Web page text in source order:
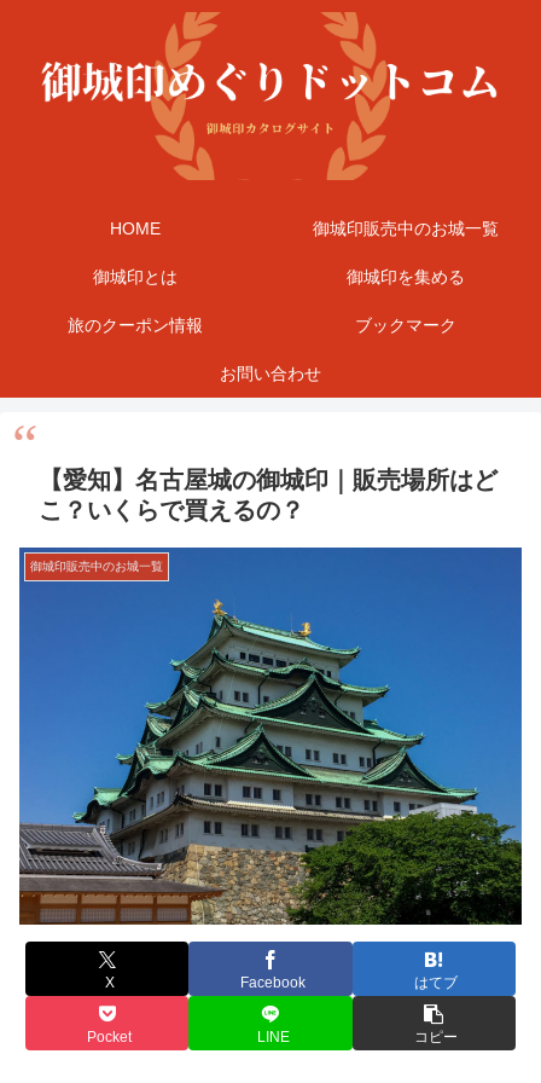
HOME 御城印販売中のお城一覧
御城印とは 御城印を集める
旅のクーポン情報 ブックマーク
お問い合わせ
【愛知】名古屋城の御城印｜販売場所はど
こ？いくらで買えるの？
御城印販売中のお城一覧
X Facebook はてブ
Pocket LINE コピー